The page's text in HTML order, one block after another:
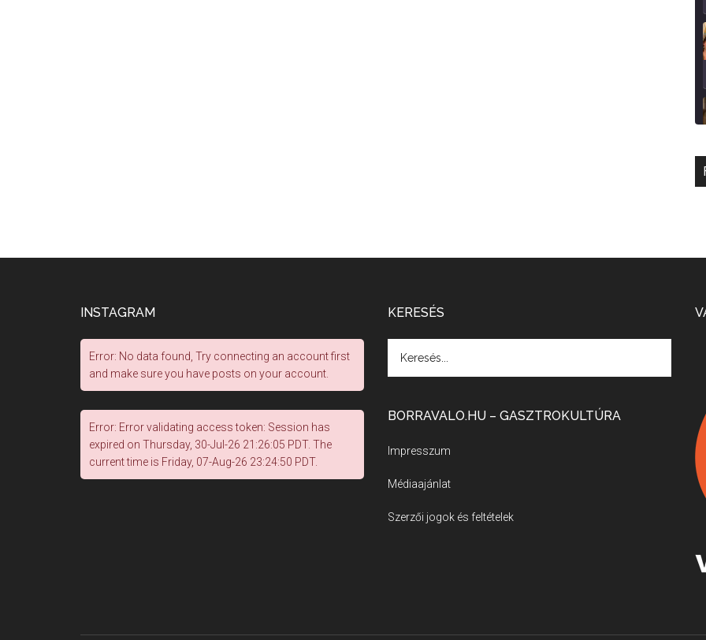
INSTAGRAM
Error: No data found, Try connecting an account first
and make sure you have posts on your account.
Error: Error validating access token: Session has
expired on Thursday, 30-Jul-26 21:26:05 PDT. The
current time is Friday, 07-Aug-26 23:24:50 PDT.
KERESÉS
BORRAVALO.HU – GASZTROKULTÚRA
Impresszum
Médiaajánlat
Szerzői jogok és feltételek